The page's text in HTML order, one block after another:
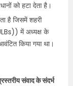
को हटा देता है।
है जिसमें शहरी
में अध्यक्ष के
किया गया था।
संवाद के संदर्भ